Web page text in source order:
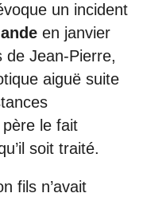
un incident
en janvier
de Jean-Pierre,
aiguë suite
le fait
soit traité.
fils n’avait